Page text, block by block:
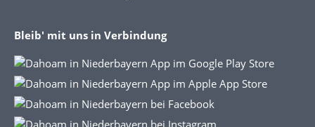
Bleib' mit uns in Verbindung